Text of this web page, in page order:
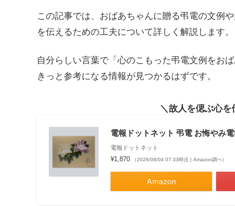
この記事では、おばあちゃんに贈る弔電の文例
を伝えるための工夫について詳しく解説します。
自分らしい言葉で「心のこもった弔電文例をお
きっと参考になる情報が見つかるはずです。
故人を偲ぶ心を
電報ドットネット 弔電 お悔やみ
電報ドットネット
¥1,870 （2026/08/04 07:33時点 | Amazon調べ）
Amazon